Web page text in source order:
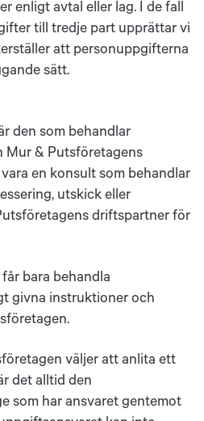
enligt avtal eller lag. I de fall
till tredje part upprättar vi
att personuppgifterna
sätt.
den som behandlar
Mur & Putsföretagens
en konsult som behandlar
utskick eller
driftspartner för
bara behandla
givna instruktioner och
väljer att anlita ett
det alltid den
som har ansvaret gentemot